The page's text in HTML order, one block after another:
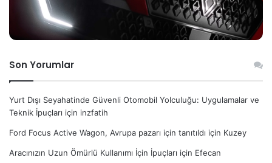
Son Yorumlar
Yurt Dışı Seyahatinde Güvenli Otomobil Yolculuğu: Uygulamalar ve
Teknik İpuçları için inzfatih
Ford Focus Active Wagon, Avrupa pazarı için tanıtıldı için Kuzey
Aracınızın Uzun Ömürlü Kullanımı İçin İpuçları için Efecan